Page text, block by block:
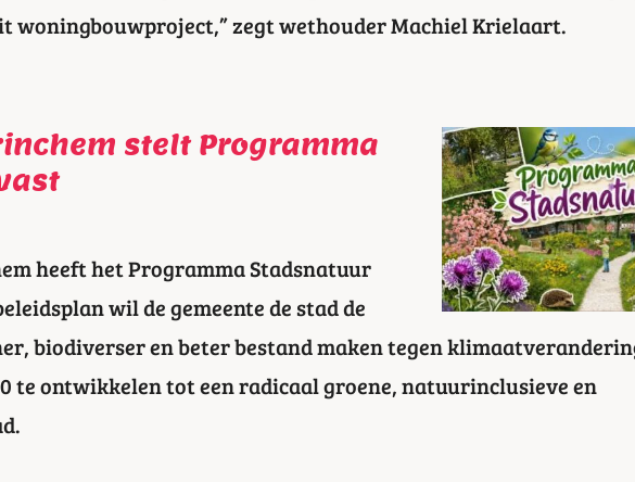
woningbouwproject,” zegt wethouder Machiel Krielaart.
stelt Programma
heeft het Programma Stadsnatuur
wil de gemeente de stad de
biodiverser en beter bestand maken tegen
te ontwikkelen tot een radicaal groene, natuurinclusieve en